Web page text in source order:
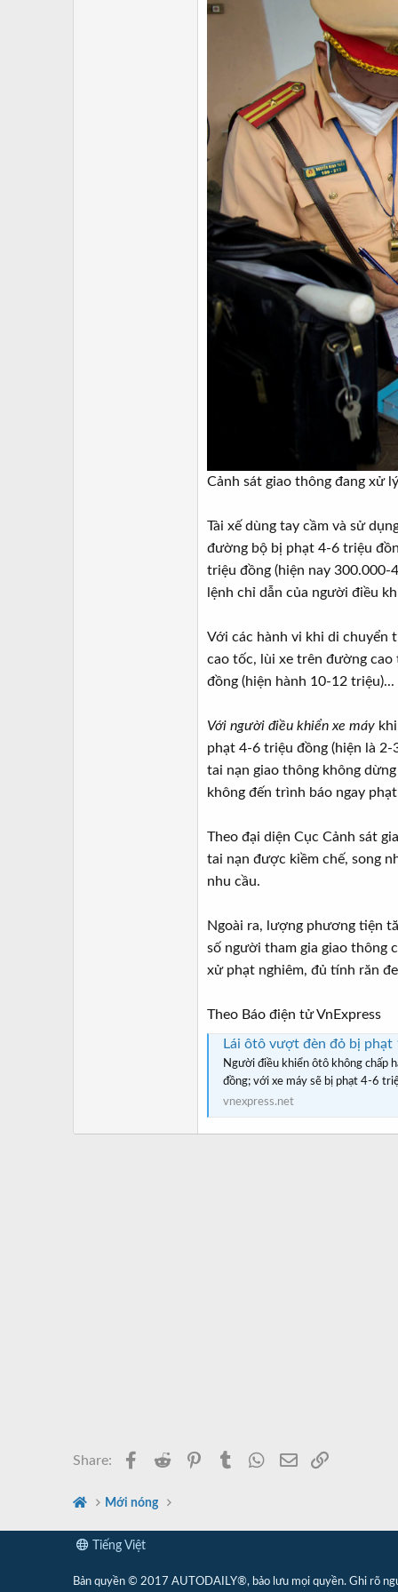
Cảnh sát giao thông đang xử
Tài xế dùng tay cầm và sử
đường bộ bị phạt 4-6 triệu
triệu đồng (hiện nay 300.000-
lệnh chỉ dẫn của người điều
Với các hành vi khi di chuyển
cao tốc, lùi xe trên đường
đồng (hiện hành 10-12 triệu)...
Với người điều khiển xe máy
phạt 4-6 triệu đồng (hiện là
tai nạn giao thông không
không đến trình báo ngay
Theo đại diện Cục Cảnh sát
tai nạn được kiềm chế, song
nhu cầu.
Ngoài ra, lượng phương tiện
số người tham gia giao thông
xử phạt nghiêm, đủ tính răn
Theo Báo điện tử VnExpress
Lái ôtô vượt đèn đỏ bị
Người điều khiển ôtô không chấp
đồng; với xe máy sẽ bị phạt 4-6
vnexpress.net
Share: Facebook
Reddit Pinterest
Tumblr WhatsApp
Email
Mới nóng
Tiếng Việt
Bản quyền © 2017 AUTODAILY®, bảo lưu mọi quyền. Ghi rõ